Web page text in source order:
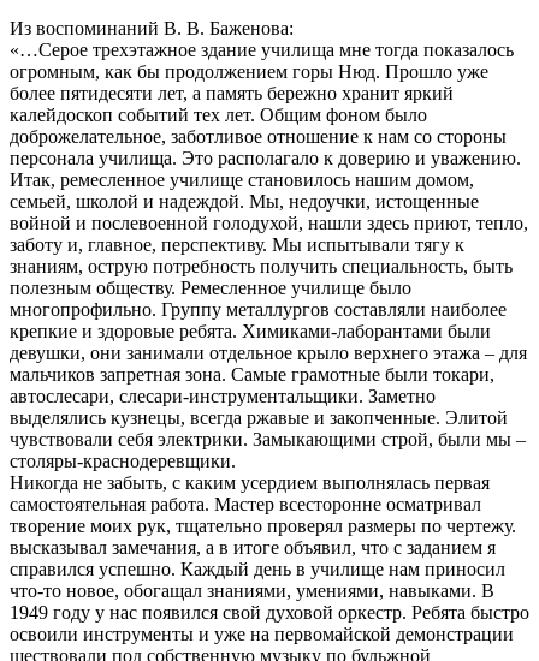
Из воспоминаний В. В. Баженова:
«…Серое трехэтажное здание училища мне тогда показалось
огромным, как бы продолжением горы Нюд. Прошло уже
более пятидесяти лет, а память бережно хранит яркий
калейдоскоп событий тех лет. Общим фоном было
доброжелательное, заботливое отношение к нам со стороны
персонала училища. Это располагало к доверию и уважению.
Итак, ремесленное училище становилось нашим домом,
семьей, школой и надеждой. Мы, недоучки, истощенные
войной и послевоенной голодухой, нашли здесь приют, тепло,
заботу и, главное, перспективу. Мы испытывали тягу к
знаниям, острую потребность получить специальность, быть
полезным обществу. Ремесленное училище было
многопрофильно. Группу металлургов составляли наиболее
крепкие и здоровые ребята. Химиками-лаборантами были
девушки, они занимали отдельное крыло верхнего этажа – для
мальчиков запретная зона. Самые грамотные были токари,
автослесари, слесари-инструментальщики. Заметно
выделялись кузнецы, всегда ржавые и закопченные. Элитой
чувствовали себя электрики. Замыкающими строй, были мы –
столяры-краснодеревщики.
Никогда не забыть, с каким усердием выполнялась первая
самостоятельная работа. Мастер всесторонне осматривал
творение моих рук, тщательно проверял размеры по чертежу.
высказывал замечания, а в итоге объявил, что с заданием я
справился успешно. Каждый день в училище нам приносил
что-то новое, обогащал знаниями, умениями, навыками. В
1949 году у нас появился свой духовой оркестр. Ребята быстро
освоили инструменты и уже на первомайской демонстрации
шествовали под собственную музыку по бульжной